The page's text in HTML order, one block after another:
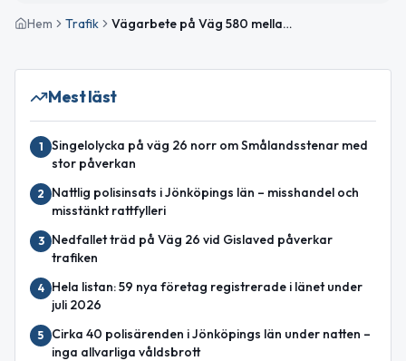
Hem Trafik Vägarbete på Väg 580 mellan Burseryd Kyrka och Villstad S avslutat
Mest läst
1
Singelolycka på väg 26 norr om Smålandsstenar med
stor påverkan
2
Nattlig polisinsats i Jönköpings län – misshandel och
misstänkt rattfylleri
3
Nedfallet träd på Väg 26 vid Gislaved påverkar
trafiken
4
Hela listan: 59 nya företag registrerade i länet under
juli 2026
5
Cirka 40 polisärenden i Jönköpings län under natten –
inga allvarliga våldsbrott